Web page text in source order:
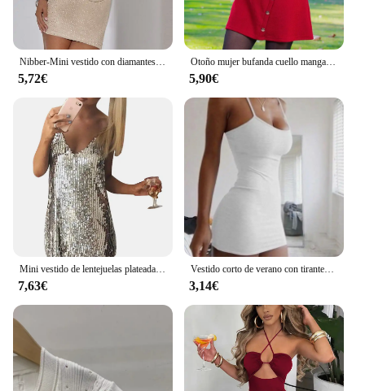
5,72€
Otoño mujer bufanda cuello manga larga botón abrigo Mini vestido OUFY-1110
5,90€
7,63€
Vestido corto de verano con tirantes finos para mujer, minivestido Sexy ajustado para fiesta y Club, camisola femenina, color negro liso, 2024
3,14€